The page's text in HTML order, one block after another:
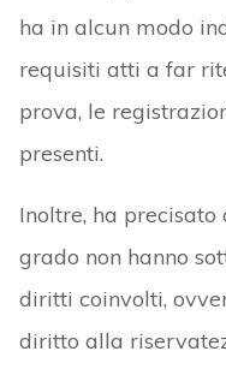
ha in alcun modo
requisiti atti a far
prova, le
presenti.
Inoltre, ha
grado non hanno
diritti coinvolti,
diritto alla